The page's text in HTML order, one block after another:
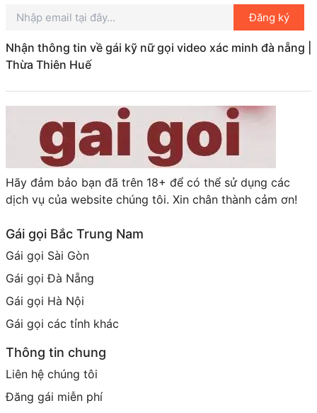
Đăng ký
Nhận thông tin về gái kỹ nữ gọi video xác minh đà nẵng |
Thừa Thiên Huế
Hãy đảm bảo bạn đã trên 18+ để có thể sử dụng các
dịch vụ của website chúng tôi. Xin chân thành cảm ơn!
Gái gọi Bắc Trung Nam
Gái gọi Sài Gòn
Gái gọi Đà Nẵng
Gái gọi Hà Nội
Gái gọi các tỉnh khác
Thông tin chung
Liên hệ chúng tôi
Đăng gái miễn phí